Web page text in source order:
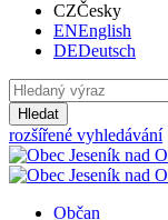
CZČesky
ENEnglish
DEDeutsch
Hledat
rozšířené vyhledávání
Občan